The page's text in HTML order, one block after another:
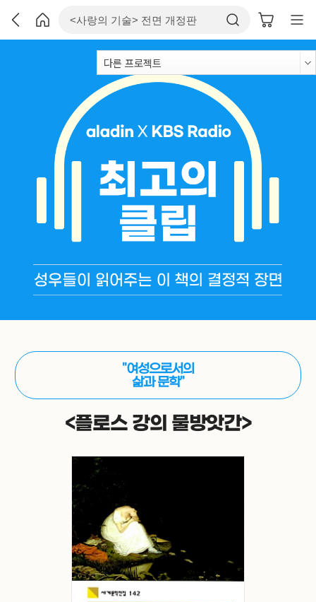
"여성으로서의
삶과 문학"
<플로스 강의 물방앗간>